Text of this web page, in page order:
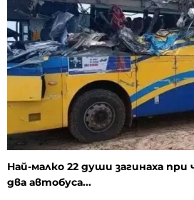
Най-малко 22 души загинаха
два автобуса...